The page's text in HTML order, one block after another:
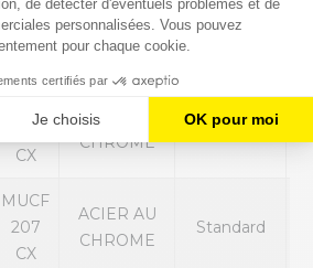
MUCF
206
CX
ACIER AU
CHROME
Standard
207
CX
ACIER AU
CHROME
Standard
MUCF
207
CX
ACIER AU
CHROME
Standard